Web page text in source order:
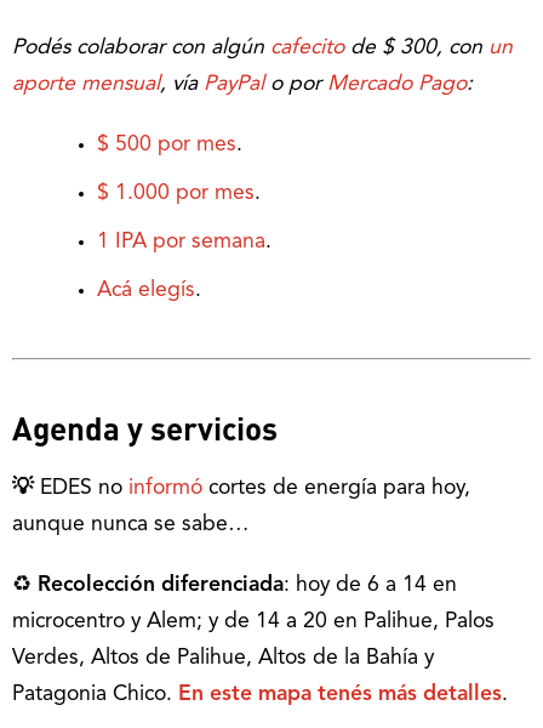
Podés colaborar con algún cafecitode $ 300, con un
aporte mensual, víaPayPalo porMercado Pago:
$ 500 por mes.
$ 1.000 por mes.
1 IPA por semana.
Acá elegís.
Agenda y servicios
💡EDES no informó cortes de energía para hoy,
aunque nunca se sabe…
♻ Recolección diferenciada: hoy de 6 a 14 en
microcentro y Alem; y de 14 a 20 en Palihue, Palos
Verdes, Altos de Palihue, Altos de la Bahía y
Patagonia Chico. En este mapa tenés más detalles.